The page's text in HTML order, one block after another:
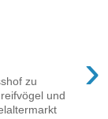
›
zu
und